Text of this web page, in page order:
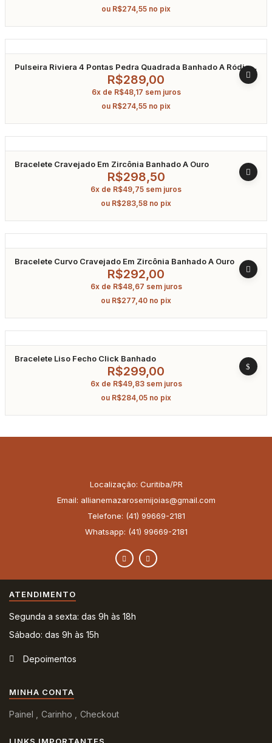
ou R$274,55 no pix
Pulseira Riviera 4 Pontas Pedra Quadrada Banhado A Ródio
R$289,00
6x de R$48,17 sem juros
ou R$274,55 no pix
Bracelete Cravejado Em Zircônia Banhado A Ouro
R$298,50
6x de R$49,75 sem juros
ou R$283,58 no pix
Bracelete Curvo Cravejado Em Zircônia Banhado A Ouro
R$292,00
6x de R$48,67 sem juros
ou R$277,40 no pix
Bracelete Liso Fecho Click Banhado
R$299,00
6x de R$49,83 sem juros
ou R$284,05 no pix
Localização: Curitiba/PR
Email: allianemazarosemijoias@gmail.com
Telefone: (41) 99669-2181
Whatsapp: (41) 99669-2181
ATENDIMENTO
Segunda a sexta: das 9h às 18h
Sábado: das 9h às 15h
Depoimentos
MINHA CONTA
Painel Carinho Checkout